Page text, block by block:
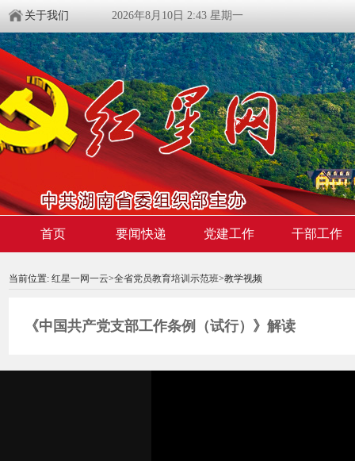
关于我们 2026年8月10日 2:43 星期一
首页 要闻快递 党建工作 干部工作
当前位置: 红星一网一云>全省党员教育培训示范班>教学视频
《中国共产党支部工作条例（试行）》解读
00:00:00 / 00:00